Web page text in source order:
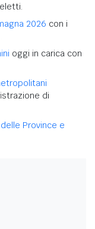
2026 con i
oggi in carica con
di
Province e